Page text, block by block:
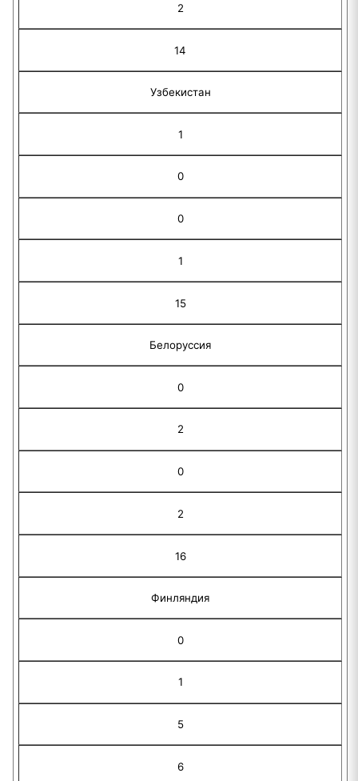
2
14
Узбекистан
1
0
0
1
15
Белоруссия
0
2
0
2
16
Финляндия
0
1
5
6